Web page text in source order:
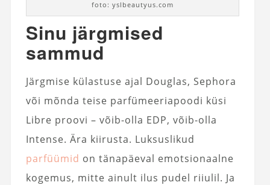
foto: yslbeautyus.com
Sinu järgmised
sammud
Järgmise külastuse ajal Douglas, Sephora
või mõnda teise parfümeeriapoodi küsi
Libre proovi – võib-olla EDP, võib-olla
Intense. Ära kiirusta. Luksuslikud
parfüümid on tänapäeval emotsionaalne
kogemus, mitte ainult ilus pudel riiulil. Ja